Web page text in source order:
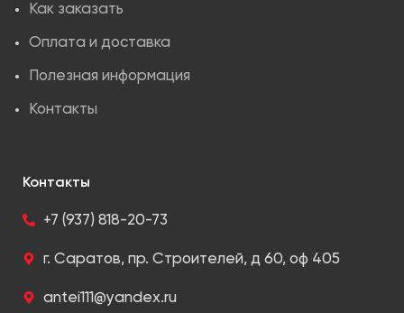
Как заказать
Оплата и доставка
Полезная информация
Контакты
Контакты
+7 (937) 818-20-73
г. Саратов, пр. Строителей, д 60, оф 405
antei111@yandex.ru